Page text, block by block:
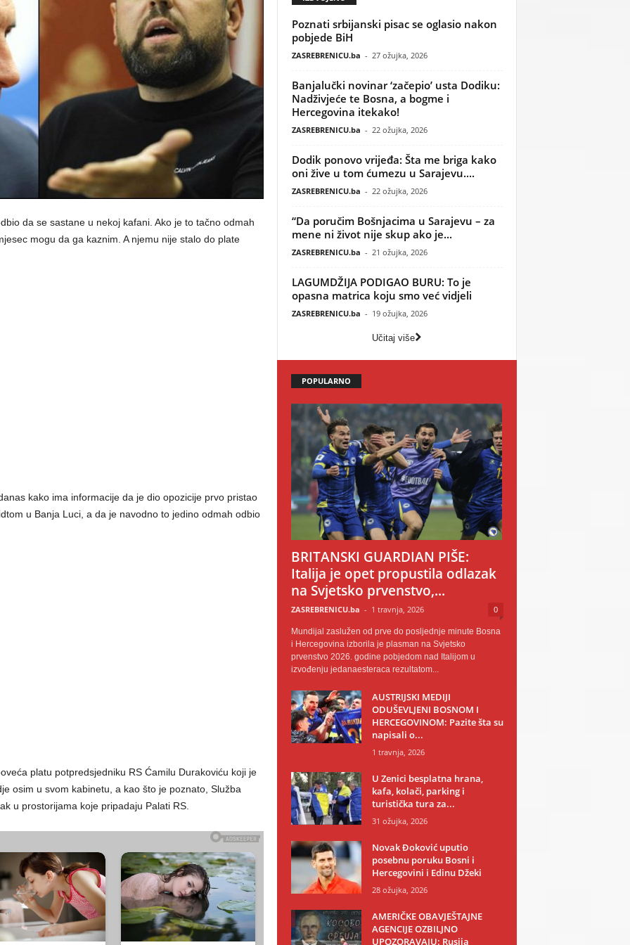
da se sastane u nekoj kafani. Ako je to tačno odmah
mogu da ga kaznim. A njemu nije stalo do plate
kako ima informacije da je dio opozicije prvo pristao
u Banja Luci, a da je navodno to jedino odmah odbio
platu potpredsjedniku RS Ćamilu Durakoviću koji je
osim u svom kabinetu, a kao što je poznato, Služba
u prostorijama koje pripadaju Palati RS.
Poznati srbijanski pisac se oglasio nakon
pobjede BiH
ZASREBRENICU.ba - 27 ožujka, 2026
Banjalučki novinar ‘začepio’ usta Dodiku:
Nadživjeće te Bosna, a bogme i
Hercegovina itekako!
ZASREBRENICU.ba - 22 ožujka, 2026
Dodik ponovo vrijeđa: Šta me briga kako
oni žive u tom ćumezu u Sarajevu....
ZASREBRENICU.ba - 22 ožujka, 2026
“Da poručim Bošnjacima u Sarajevu – za
mene ni život nije skup ako je...
ZASREBRENICU.ba - 21 ožujka, 2026
LAGUMDŽIJA PODIGAO BURU: To je
opasna matrica koju smo već vidjeli
ZASREBRENICU.ba - 19 ožujka, 2026
Učitaj više
POPULARNO
BRITANSKI GUARDIAN PIŠE:
Italija je opet propustila odlazak
na Svjetsko prvenstvo,...
ZASREBRENICU.ba - 1 travnja, 2026 0
Mundijal zaslužen od prve do posljednje minute Bosna
i Hercegovina izborila je plasman na Svjetsko
prvenstvo 2026. godine pobjedom nad Italijom u
izvođenju jedanaesteraca rezultatom...
AUSTRIJSKI MEDIJI
ODUŠEVLJENI BOSNOM I
HERCEGOVINOM: Pazite šta su
napisali o...
1 travnja, 2026
U Zenici besplatna hrana,
kafa, kolači, parking i
turistička tura za...
31 ožujka, 2026
Novak Đoković uputio
posebnu poruku Bosni i
Hercegovini i Edinu Džeki
28 ožujka, 2026
AMERIČKE OBAVJEŠTAJNE
AGENCIJE OZBILJNO
UPOZORAVAJU: Rusija